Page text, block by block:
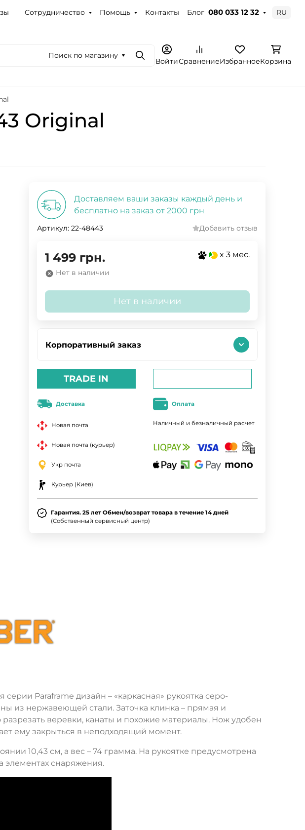
Сотрудничество Помощь Контакты Блог 080 033 12 32 RU
Поиск по магазину
ПоискВойтиСравнениеИзбранноеКорзина
Original
Доставляем ваши заказы каждый день и
бесплатно на заказ от 2000 грн
Артикул: 22-48443 Добавить отзыв
1 499 грн. x 3 мес.
Нет в наличии
Нет в наличии
Корпоративный заказ
TRADE IN
Доставка
Новая почта
Новая почта (курьер)
Укр почта
Курьер (Киев)
Оплата
Наличный и безналичный расчет
Гарантия. 25 лет Обмен/возврат товара в течение 14 дней
(Собственный сервисный центр)
Paraframe дизайн – «каркасная» рукоятка серо-
из нержавеющей стали. Заточка клинка – прямая и
веревки, канаты и похожие материалы. Нож удобен
ему закрыться в неподходящий момент.
10,43 см, а вес – 74 грамма. На рукоятке предусмотрена
элементах снаряжения.